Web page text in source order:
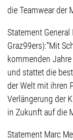
die Teamwear der
Statement
Graz99ers):“Mit
kommenden
und stattet die
der Welt mit ihren
Verlängerung der
in Zukunft auf die
Statement Marc